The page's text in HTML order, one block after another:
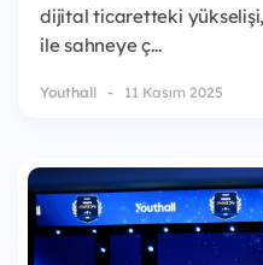
dijital ticaretteki
ile sahneye ç...
Youthall 11 Kasım 2025